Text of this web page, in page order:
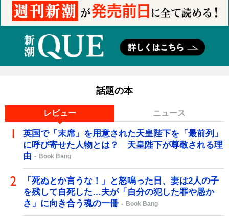
話題の本
レビュー ニュース
英国で「末席」を用意された天皇陛下を「最前列」
に呼び寄せた人物とは？ 天皇陛下が尊敬される理
由
Book Bang
「死ぬとか言うな！」と怒鳴った日、妻は2人の子
を残して自死した…夫が「自分の犯した罪や愚か
さ」に向き合う魂の一冊
Book Bang